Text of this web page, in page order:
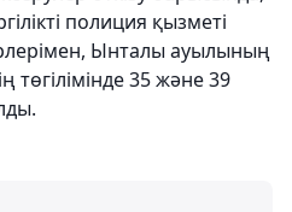
полиция қызметі
Ынталы ауылының
төгілімінде 35 жəне 39